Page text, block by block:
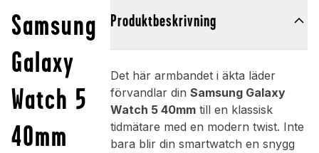
Samsung
Galaxy
Watch 5
40mm
Produktbeskrivning
Det här armbandet i äkta läder
förvandlar din Samsung Galaxy
Watch 5 40mmtill en klassisk
tidmätare med en modern twist. Inte
bara blir din smartwatch en snygg